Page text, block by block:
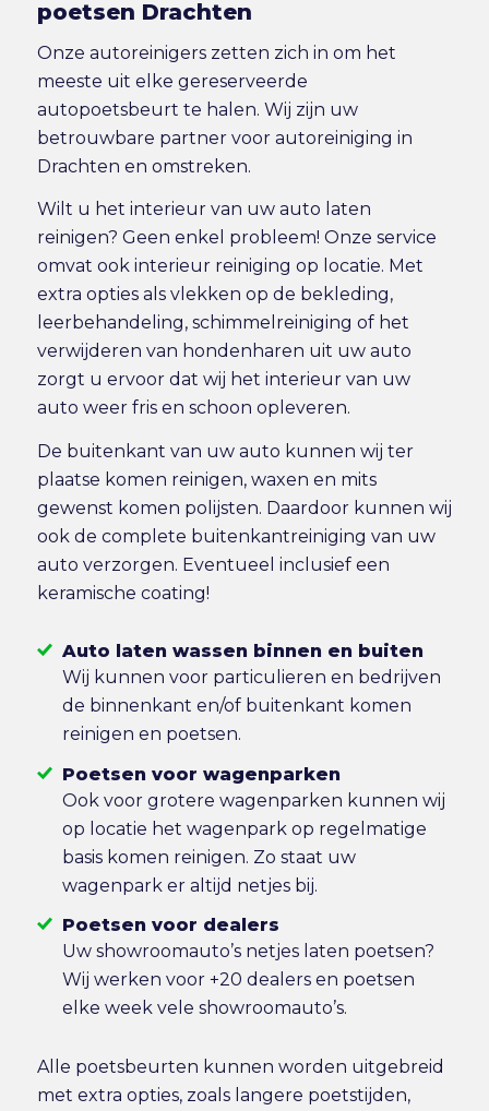
poetsen Drachten
Onze autoreinigers zetten zich in om het
meeste uit elke gereserveerde
autopoetsbeurt te halen. Wij zijn uw
betrouwbare partner voor autoreiniging in
Drachten en omstreken.
Wilt u het interieur van uw auto laten
reinigen? Geen enkel probleem! Onze service
omvat ook interieur reiniging op locatie. Met
extra opties als vlekken op de bekleding,
leerbehandeling, schimmelreiniging of het
verwijderen van hondenharen uit uw auto
zorgt u ervoor dat wij het interieur van uw
auto weer fris en schoon opleveren.
De buitenkant van uw auto kunnen wij ter
plaatse komen reinigen, waxen en mits
gewenst komen polijsten. Daardoor kunnen wij
ook de complete buitenkantreiniging van uw
auto verzorgen. Eventueel inclusief een
keramische coating!
Auto laten wassen binnen en buiten
Wij kunnen voor particulieren en bedrijven
de binnenkant en/of buitenkant komen
reinigen en poetsen.
Poetsen voor wagenparken
Ook voor grotere wagenparken kunnen wij
op locatie het wagenpark op regelmatige
basis komen reinigen. Zo staat uw
wagenpark er altijd netjes bij.
Poetsen voor dealers
Uw showroomauto’s netjes laten poetsen?
Wij werken voor +20 dealers en poetsen
elke week vele showroomauto’s.
Alle poetsbeurten kunnen worden uitgebreid
met extra opties, zoals langere poetstijden,